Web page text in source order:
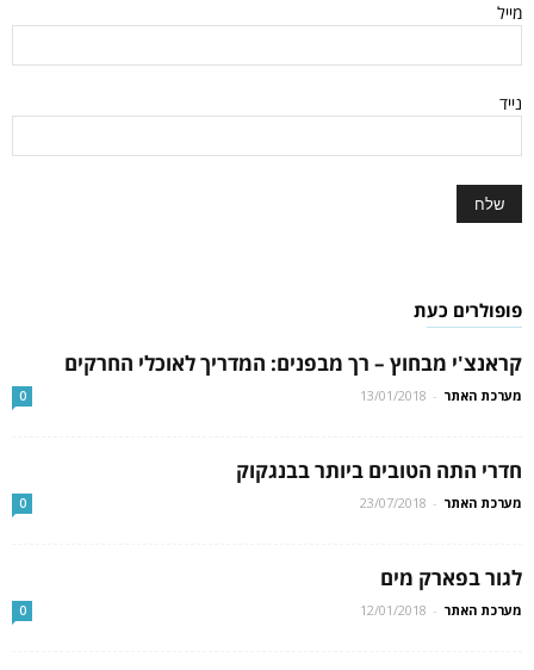
מייל
נייד
פופולרים כעת
קראנצ'י מבחוץ – רך מבפנים: המדריך לאוכלי החרקים
מערכת האתר -
13/01/2018
0
חדרי התה הטובים ביותר בבנגקוק
מערכת האתר -
23/07/2018
0
לגור בפארק מים
מערכת האתר -
12/01/2018
0